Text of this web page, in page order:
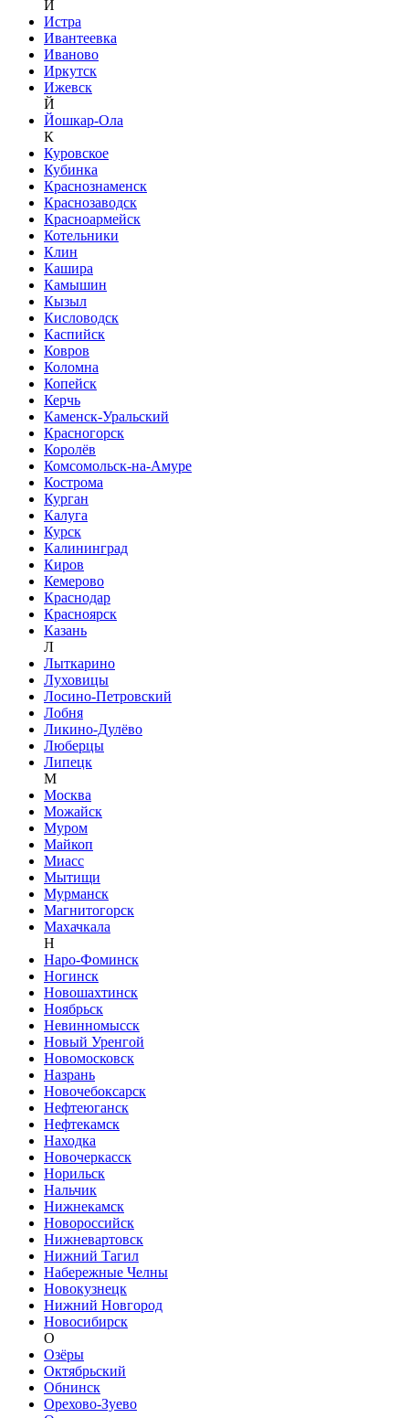
И
Истра
Ивантеевка
Иваново
Иркутск
Ижевск
Й
Йошкар-Ола
К
Куровское
Кубинка
Краснознаменск
Краснозаводск
Красноармейск
Котельники
Клин
Кашира
Камышин
Кызыл
Кисловодск
Каспийск
Ковров
Коломна
Копейск
Керчь
Каменск-Уральский
Красногорск
Королёв
Комсомольск-на-Амуре
Кострома
Курган
Калуга
Курск
Калининград
Киров
Кемерово
Краснодар
Красноярск
Казань
Л
Лыткарино
Луховицы
Лосино-Петровский
Лобня
Ликино-Дулёво
Люберцы
Липецк
М
Москва
Можайск
Муром
Майкоп
Миасс
Мытищи
Мурманск
Магнитогорск
Махачкала
Н
Наро-Фоминск
Ногинск
Новошахтинск
Ноябрьск
Невинномысск
Новый Уренгой
Новомосковск
Назрань
Новочебоксарск
Нефтеюганск
Нефтекамск
Находка
Новочеркасск
Норильск
Нальчик
Нижнекамск
Новороссийск
Нижневартовск
Нижний Тагил
Набережные Челны
Новокузнецк
Нижний Новгород
Новосибирск
О
Озёры
Октябрьский
Обнинск
Орехово-Зуево